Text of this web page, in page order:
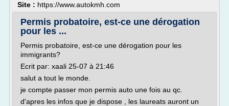
Site : https://www.autokmh.com
Permis probatoire, est-ce une dérogation
pour les ...
Permis probatoire, est-ce une dérogation pour les
immigrants?
Ecrit par: xaali 25-07 à 21:46
salut a tout le monde.
je compte passer mon permis auto une fois au qc.
d'apres les infos que je dispose , les laureats auront un